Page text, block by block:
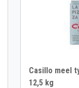
Casillo meel
12,5 kg